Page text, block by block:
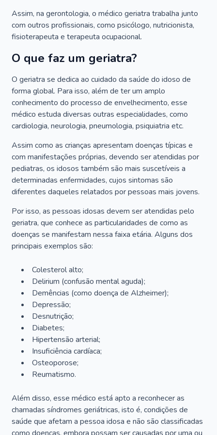
Assim, na gerontologia, o médico geriatra trabalha junto
com outros profissionais, como psicólogo, nutricionista,
fisioterapeuta e terapeuta ocupacional.
O que faz um geriatra?
O geriatra se dedica ao cuidado da saúde do idoso de
forma global. Para isso, além de ter um amplo
conhecimento do processo de envelhecimento, esse
médico estuda diversas outras especialidades, como
cardiologia, neurologia, pneumologia, psiquiatria etc.
Assim como as crianças apresentam doenças típicas e
com manifestações próprias, devendo ser atendidas por
pediatras, os idosos também são mais suscetíveis a
determinadas enfermidades, cujos sintomas são
diferentes daqueles relatados por pessoas mais jovens.
Por isso, as pessoas idosas devem ser atendidas pelo
geriatra, que conhece as particularidades de como as
doenças se manifestam nessa faixa etária. Alguns dos
principais exemplos são:
Colesterol alto;
Delirium (confusão mental aguda);
Demências (como doença de Alzheimer);
Depressão;
Desnutrição;
Diabetes;
Hipertensão arterial;
Insuficiência cardíaca;
Osteoporose;
Reumatismo.
Além disso, esse médico está apto a reconhecer as
chamadas síndromes geriátricas, isto é, condições de
saúde que afetam a pessoa idosa e não são classificadas